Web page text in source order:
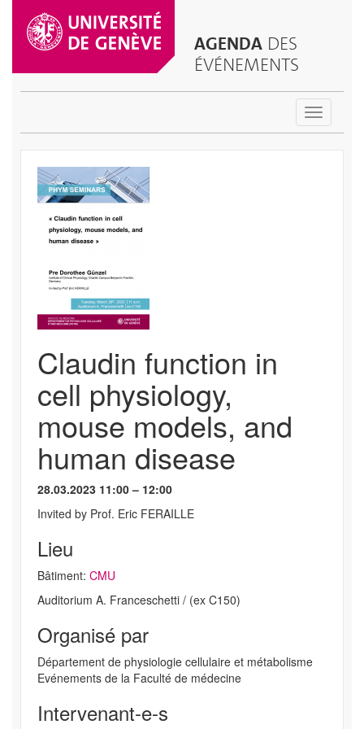
AGENDA DES
ÉVÉNEMENTS
Toggle
Claudin function in
cell physiology,
mouse models, and
human disease
28.03.2023 11:00 – 12:00
Invited by Prof. Eric FERAILLE
Lieu
Bâtiment: CMU
Auditorium A. Franceschetti / (ex C150)
Organisé par
Département de physiologie cellulaire et métabolisme
Evénements de la Faculté de médecine
Intervenant-e-s